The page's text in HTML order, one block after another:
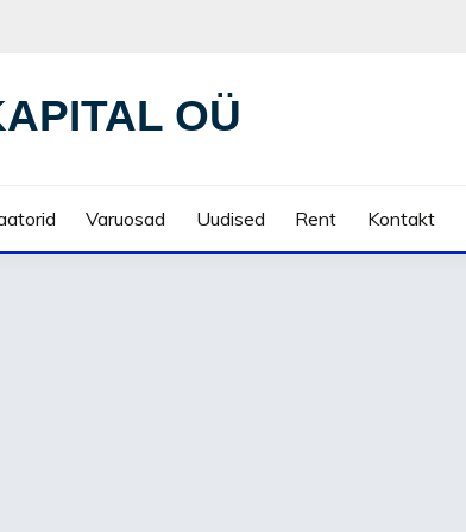
OÜ
Varuosad Uudised Rent Kontakt